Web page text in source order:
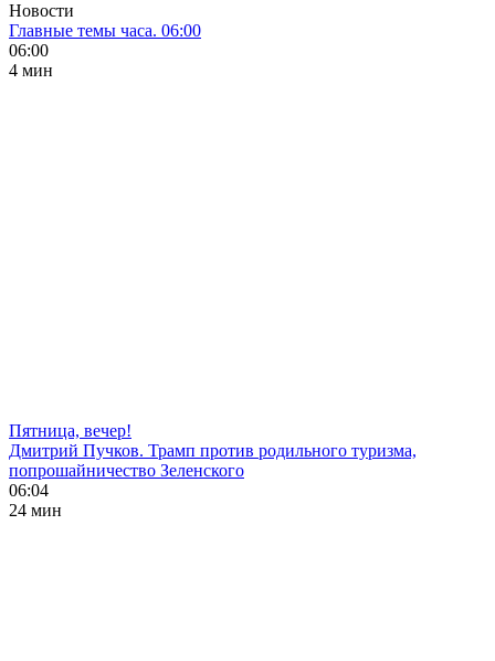
Новости
Главные темы часа. 06:00
06:00
4 мин
Пятница, вечер!
Дмитрий Пучков. Трамп против родильного туризма,
попрошайничество Зеленского
06:04
24 мин